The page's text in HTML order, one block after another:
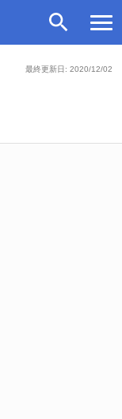
最終更新日: 2020/12/02